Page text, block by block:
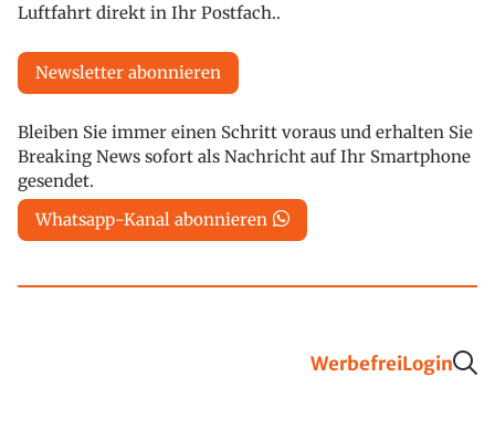
Luftfahrt direkt in Ihr Postfach..
Newsletter abonnieren
Bleiben Sie immer einen Schritt voraus und erhalten Sie
Breaking News sofort als Nachricht auf Ihr Smartphone
gesendet.
Whatsapp-Kanal abonnieren
WerbefreiLogin